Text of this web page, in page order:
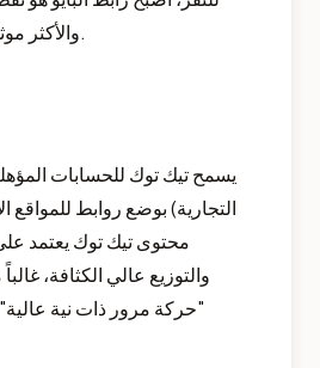
والأكثر موثوقية لحركة المرور.
يسمح تيك توك للحسابات
التجارية) بوضع روابط للمواقع
محتوى تيك توك يعتمد
والتوزيع عالي الكثافة،
"حركة مرور ذات نية